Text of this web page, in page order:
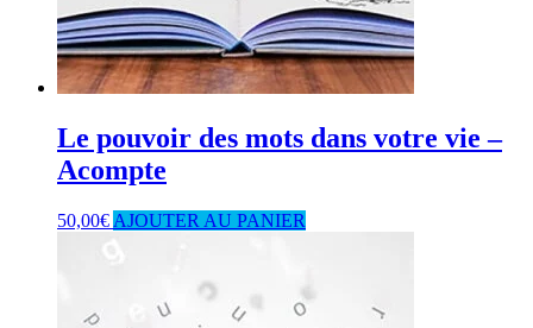
Le pouvoir des mots dans votre vie –
Acompte
50,00€ AJOUTER AU PANIER